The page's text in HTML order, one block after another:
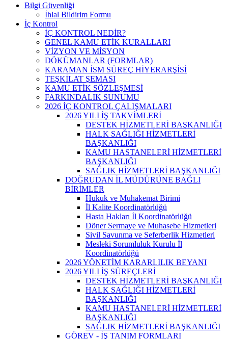
Bilgi Güvenliği
İhlal Bildirim Formu
İç Kontrol
İÇ KONTROL NEDİR?
GENEL KAMU ETİK KURALLARI
VİZYON VE MİSYON
DÖKÜMANLAR (FORMLAR)
KARAMAN İSM SÜREÇ HİYERARŞİSİ
TEŞKİLAT ŞEMASI
KAMU ETİK SÖZLEŞMESİ
FARKINDALIK SUNUMU
2026 İÇ KONTROL ÇALIŞMALARI
2026 YILI İŞ TAKVİMLERİ
DESTEK HİZMETLERİ BAŞKANLIĞI
HALK SAĞLIĞI HİZMETLERİ
BAŞKANLIĞI
KAMU HASTANELERİ HİZMETLERİ
BAŞKANLIĞI
SAĞLIK HİZMETLERİ BAŞKANLIĞI
DOĞRUDAN İL MÜDÜRÜNE BAĞLI
BİRİMLER
Hukuk ve Muhakemat Birimi
İl Kalite Koordinatörlüğü
Hasta Hakları İl Koordinatörlüğü
Döner Sermaye ve Muhasebe Hizmetleri
Sivil Savunma ve Seferberlik Hizmetleri
Mesleki Sorumluluk Kurulu İl
Koordinatörlüğü
2026 YÖNETİM KARARLILIK BEYANI
2026 YILI İŞ SÜREÇLERİ
DESTEK HİZMETLERİ BAŞKANLIĞI
HALK SAĞLIĞI HİZMETLERİ
BAŞKANLIĞI
KAMU HASTANELERİ HİZMETLERİ
BAŞKANLIĞI
SAĞLIK HİZMETLERİ BAŞKANLIĞI
GÖREV - İŞ TANIM FORMLARI